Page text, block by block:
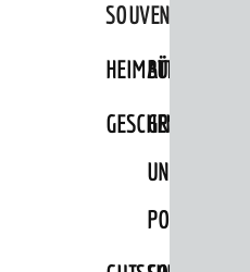
SOUVENIRS
HEIMATTAGE
BÜCHER
GESCHENKE
GRUSS-
UND
POSTKARTEN